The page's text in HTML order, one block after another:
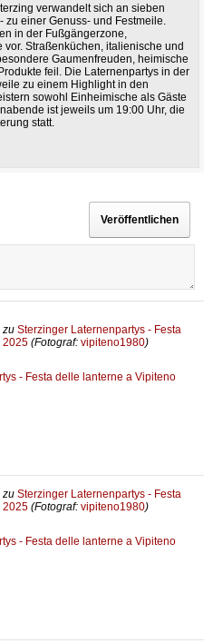
verwandelt sich an sieben
einer Genuss- und Festmeile.
in der Fußgängerzone,
Straßenküchen, italienische und
Gaumenfreuden, heimische
feil. Die Laternenpartys in der
zu einem Highlight in den
sowohl Einheimische als Gäste
ist jeweils um 19:00 Uhr, die
statt.
zu Sterzinger Laternenpartys - Festa
2025 (Fotograf: vipiteno1980)
- Festa delle lanterne a Vipiteno
zu Sterzinger Laternenpartys - Festa
2025 (Fotograf: vipiteno1980)
- Festa delle lanterne a Vipiteno